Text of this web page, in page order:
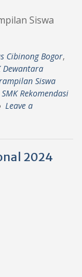
Siswa
Cibinong Bogor,
Dewantara
Siswa
SMK Rekomendasi
Leave a
2024